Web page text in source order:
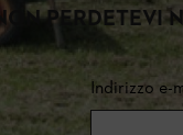
NON PERDETEVI
Indirizzo e-